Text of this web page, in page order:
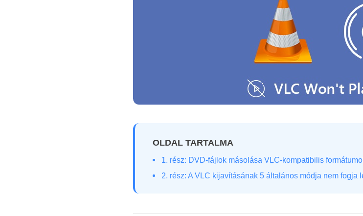
OLDAL TARTALMA
1. rész: DVD-fájlok másolása VLC-kompatibilis
2. rész: A VLC kijavításának 5 általános módja nem fogja